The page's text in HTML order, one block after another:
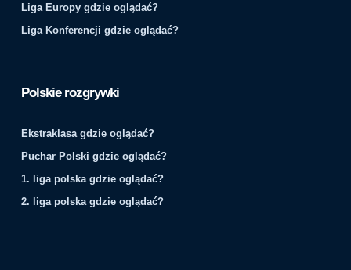
Liga Europy gdzie oglądać?
Liga Konferencji gdzie oglądać?
Polskie rozgrywki
Ekstraklasa gdzie oglądać?
Puchar Polski gdzie oglądać?
1. liga polska gdzie oglądać?
2. liga polska gdzie oglądać?